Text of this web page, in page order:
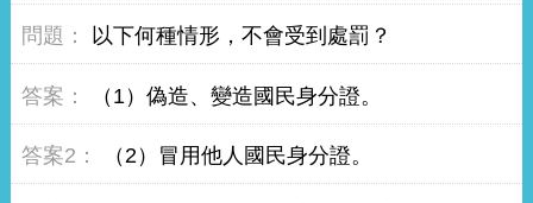
以下何種情形，不會受到處罰？
（1）偽造、變造國民身分證。
（2）冒用他人國民身分證。